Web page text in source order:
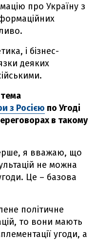
про Україну з
і бізнес-
деяких
тема
з Росією по Угоді
в такому
я вважаю, що
не можна
Це – базова
політичне
то вони мають
угоди, а